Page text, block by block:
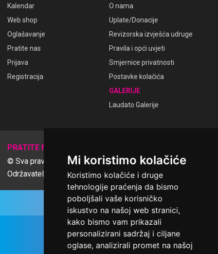
Mi koristimo kolačiće
Koristimo kolačiće i druge
tehnologije praćenja da bismo
poboljšali vaše korisničko
iskustvo na našoj web stranici,
kako bismo vam prikazali
personalizirani sadržaj i ciljane
oglase, analizirali promet na našoj
Kalendar
Web shop
Oglašavanje
Pratite nas
Prijava
Registracija
O nama
Uplate/Donacije
Revizorska izvješća udruge
Pravila i opći uvjeti
Smjernice privatnosti
Postavke kolačića
GALERIJE
Laudato Galerije
PRATITE NAS
© Sva prava pridržana Udruga Ime dobrote
Održavatelj Netcom d.o.o., Riva 6, Rijeka